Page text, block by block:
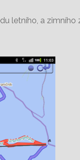
letního, a zimního